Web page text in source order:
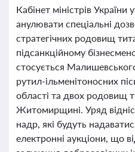
Кабінет міністрів України
анулювати спеціальні
стратегічних родовищ
підсанкційному
стосується
рутил-ільменітоносних
області та двох родовищ
Житомирщині. Уряд відніс
надр, які будуть
електронні аукціони, що